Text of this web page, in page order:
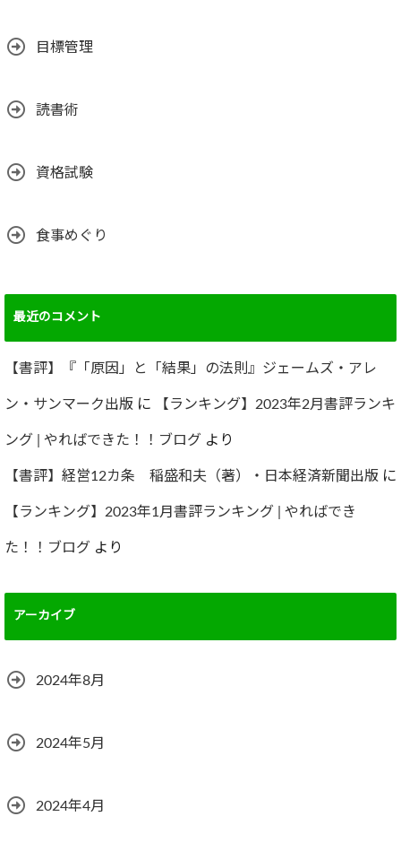
目標管理
読書術
資格試験
食事めぐり
最近のコメント
【書評】『「原因」と「結果」の法則』ジェームズ・アレ
ン・サンマーク出版 に 【ランキング】2023年2月書評ランキ
ング | やればできた！！ブログ より
【書評】経営12カ条 稲盛和夫（著）・日本経済新聞出版 に
【ランキング】2023年1月書評ランキング | やればでき
た！！ブログ より
アーカイブ
2024年8月
2024年5月
2024年4月